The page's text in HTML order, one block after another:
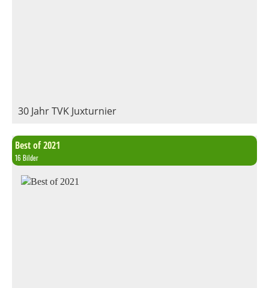
30 Jahr TVK Juxturnier
Best of 2021
16 Bilder